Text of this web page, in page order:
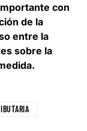
con
de la
entre la
sobre la